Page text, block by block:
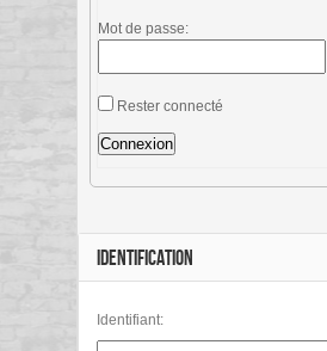
Mot de passe:
Rester connecté
Connexion
IDENTIFICATION
Identifiant: